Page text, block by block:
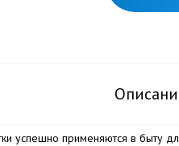
успешно применяются в быту